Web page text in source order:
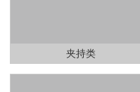
夹持类